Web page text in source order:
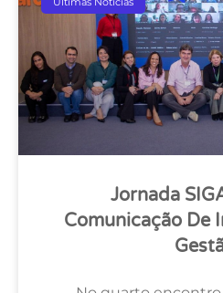
Jornada
Comunicação De